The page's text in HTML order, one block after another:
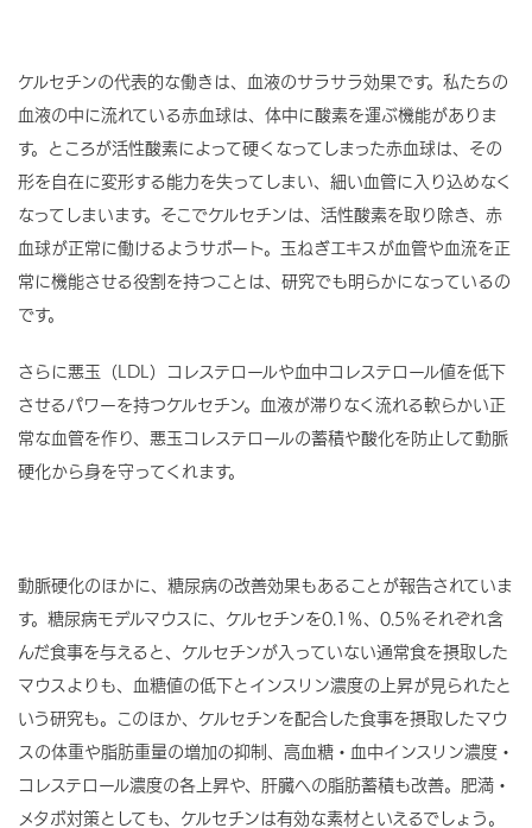
ケルセチンの代表的な働きは、血液のサラサラ効果です。私たちの
血液の中に流れている赤血球は、体中に酸素を運ぶ機能がありま
す。ところが活性酸素によって硬くなってしまった赤血球は、その
形を自在に変形する能力を失ってしまい、細い血管に入り込めなく
なってしまいます。そこでケルセチンは、活性酸素を取り除き、赤
血球が正常に働けるようサポート。玉ねぎエキスが血管や血流を正
常に機能させる役割を持つことは、研究でも明らかになっているの
です。
さらに悪玉（LDL）コレステロールや血中コレステロール値を低下
させるパワーを持つケルセチン。血液が滞りなく流れる軟らかい正
常な血管を作り、悪玉コレステロールの蓄積や酸化を防止して動脈
硬化から身を守ってくれます。
動脈硬化のほかに、糖尿病の改善効果もあることが報告されていま
す。糖尿病モデルマウスに、ケルセチンを0.1％、0.5％それぞれ含
んだ食事を与えると、ケルセチンが入っていない通常食を摂取した
マウスよりも、血糖値の低下とインスリン濃度の上昇が見られたと
いう研究も。このほか、ケルセチンを配合した食事を摂取したマウ
スの体重や脂肪重量の増加の抑制、高血糖・血中インスリン濃度・
コレステロール濃度の各上昇や、肝臓への脂肪蓄積も改善。肥満・
メタボ対策としても、ケルセチンは有効な素材といえるでしょう。